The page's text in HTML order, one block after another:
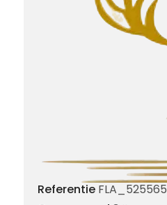
Referentie FLA_525565